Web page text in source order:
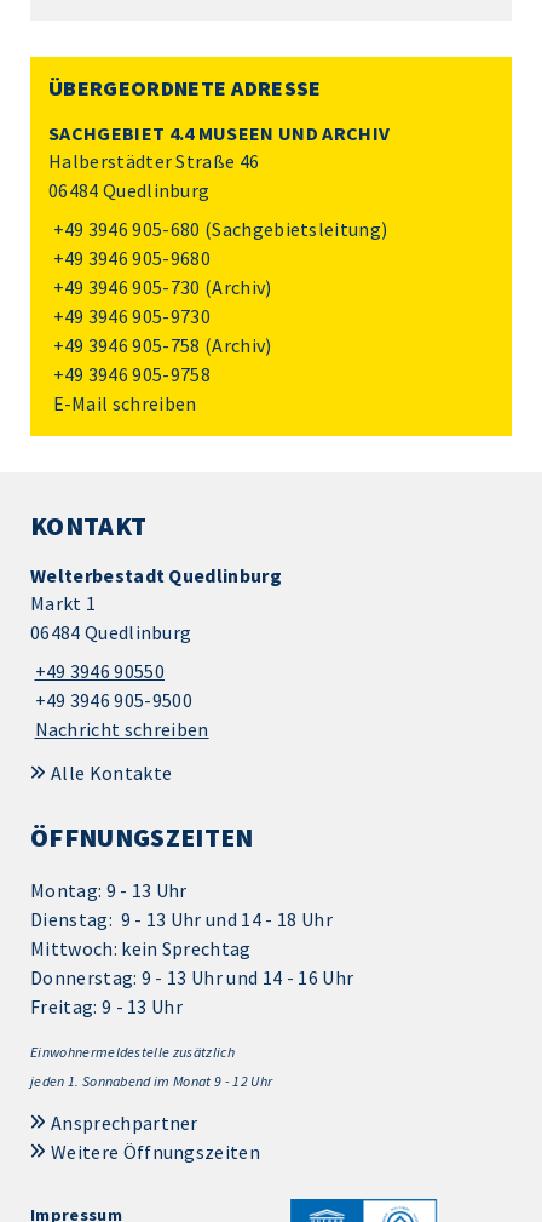
ÜBERGEORDNETE ADRESSE
SACHGEBIET 4.4 MUSEEN UND ARCHIV
Halberstädter Straße 46
06484 Quedlinburg
+49 3946 905-680 (Sachgebietsleitung)
+49 3946 905-9680
+49 3946 905-730 (Archiv)
+49 3946 905-9730
+49 3946 905-758 (Archiv)
+49 3946 905-9758
E-Mail schreiben
KONTAKT
Welterbestadt Quedlinburg
Markt 1
06484 Quedlinburg
+49 3946 90550
+49 3946 905-9500
Nachricht schreiben
Alle Kontakte
ÖFFNUNGSZEITEN
Montag: 9 - 13 Uhr
Dienstag: 9 - 13 Uhr und 14 - 18 Uhr
Mittwoch: kein Sprechtag
Donnerstag: 9 - 13 Uhr und 14 - 16 Uhr
Freitag: 9 - 13 Uhr
Einwohnermeldestelle zusätzlich
jeden 1. Sonnabend im Monat 9 - 12 Uhr
Ansprechpartner
Weitere Öffnungszeiten
Impressum